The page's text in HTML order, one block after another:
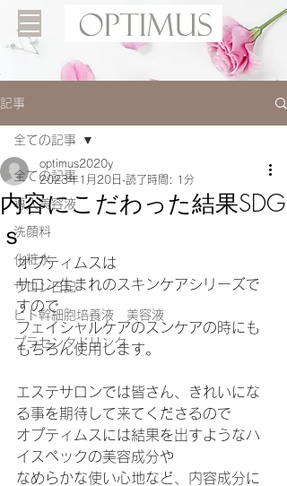
記事
全ての記事
導入美容液
洗顔料
化粧水
サロン日記
ヒト幹細胞培養液 美容液
プラセンタドリンク
全ての記事
内容にこだわった結果SDG
ｓ
optimus2020y
2023年1月20日 読了時間: 1分
オプティムスは
サロン生まれのスキンケアシリーズで
すので
フェイシャルケアのスンケアの時にも
もちろん使用します。
エステサロンでは皆さん、きれいにな
る事を期待して来てくださるので
オプティムスには結果を出すようなハ
イスペックの美容成分や
なめらかな使い心地など、内容成分に